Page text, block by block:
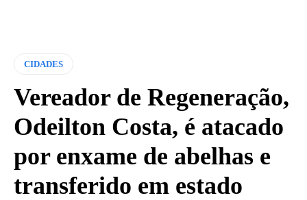
CIDADES
Vereador de Regeneração,
Odeilton Costa, é atacado
por enxame de abelhas e
transferido em estado